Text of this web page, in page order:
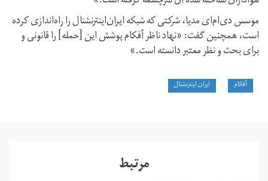
موسس دی‌ام‌ای مدیا، شرکتی که شبکه ایران‌اینترنشنال را راه‌اندازی کرده
است، همچنین گفت: «نهاد ناظر آفکام پوشش این [حمله] را قانونی و
برای بحث و نظر معتبر دانسته است.»
آفکام ایران اینترنشنال
مرتبط